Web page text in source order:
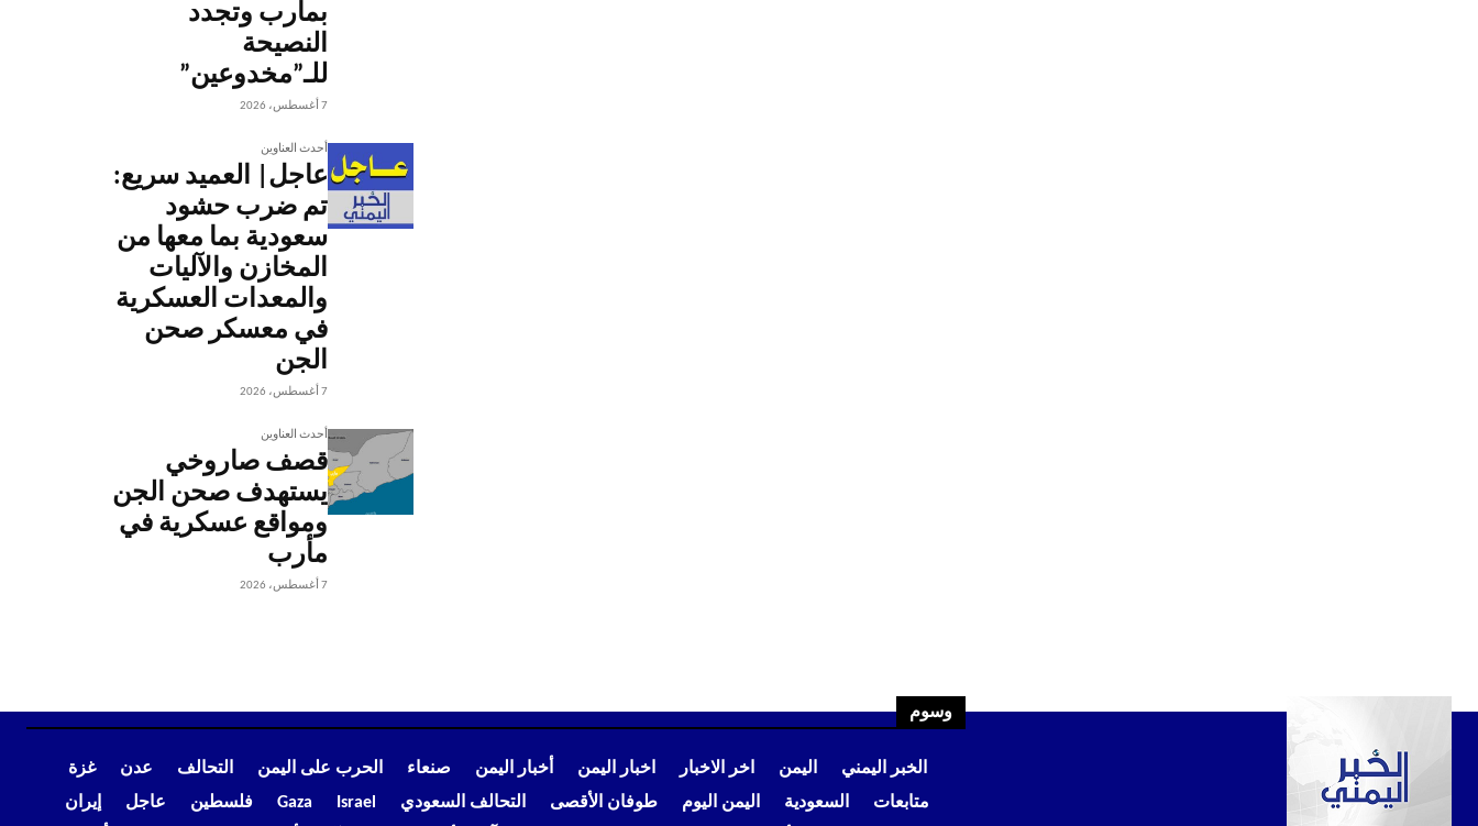
بمأرب وتجدد
النصيحة
للـ”مخدوعين”
7 أغسطس، 2026
أحدث العناوين
عاجل| العميد سريع:
تم ضرب حشود
سعودية بما معها من
المخازن والآليات
والمعدات العسكرية
في معسكر صحن
الجن
7 أغسطس، 2026
أحدث العناوين
قصف صاروخي
يستهدف صحن الجن
ومواقع عسكرية في
مأرب
7 أغسطس، 2026
وسوم
الخبر اليمني اليمن اخر الاخبار اخبار اليمن أخبار اليمن صنعاء الحرب على اليمن التحالف عدن
غزة
متابعات
السعودية اليمن اليوم طوفان الأقصى التحالف السعودي Israel
Gaza فلسطين عاجل إيران